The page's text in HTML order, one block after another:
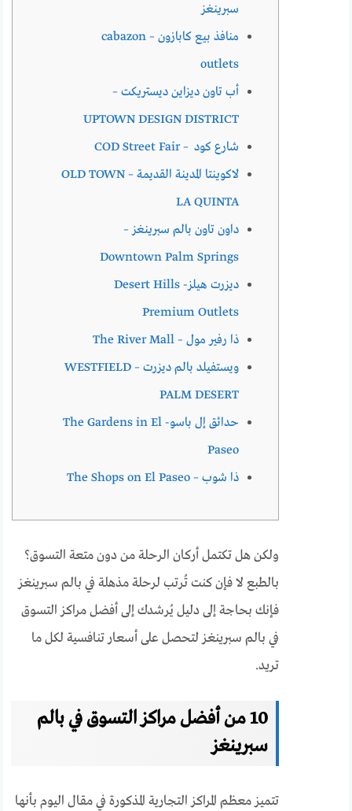
سبرينغز
منافذ بيع كابازون – cabazon
outlets
أب تاون ديزاين ديستريكت –
UPTOWN DESIGN DISTRICT
شارع كود – COD Street Fair
لاكوينتا المدينة القديمة – OLD TOWN
LA QUINTA
داون تاون بالم سبرينغز –
Downtown Palm Springs
ديزرت هيلز- Desert Hills
Premium Outlets
ذا رفير مول – The River Mall
ويستفيلد بالم ديزرت – WESTFIELD
PALM DESERT
حدائق إل باسو- The Gardens in El
Paseo
ذا شوب – The Shops on El Paseo
ولكن هل تكتمل أركان الرحلة من دون متعة التسوق؟
بالطبع لا فإن كنت تُرتب لرحلة مذهلة في بالم سبرينغز
فإنك بحاجة إلى دليل يُرشدك إلى أفضل مراكز التسوق
في بالم سبرينغز لتحصل على أسعار تنافسية لكل ما
تريد.
10 من أفضل مراكز التسوق في بالم
سبرينغز
تتميز معظم المراكز التجارية المذكورة في مقال اليوم بأنها